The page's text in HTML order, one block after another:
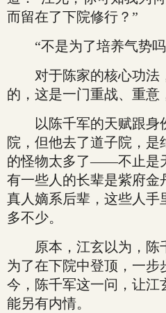
而留在了下院修行？”
“不是为了培养气势吗
对于陈家的核心功法
的，这是一门重战、重意
以陈千军的天赋跟身
院，但他去了道子院，是
的怪物太多了——不止是
有一些人的长辈是紫府金
真人嫡系后辈，这些人手
多不少。
原本，江玄以为，陈
为了在下院中登顶，一步
今，陈千军这一问，让江
能另有内情。